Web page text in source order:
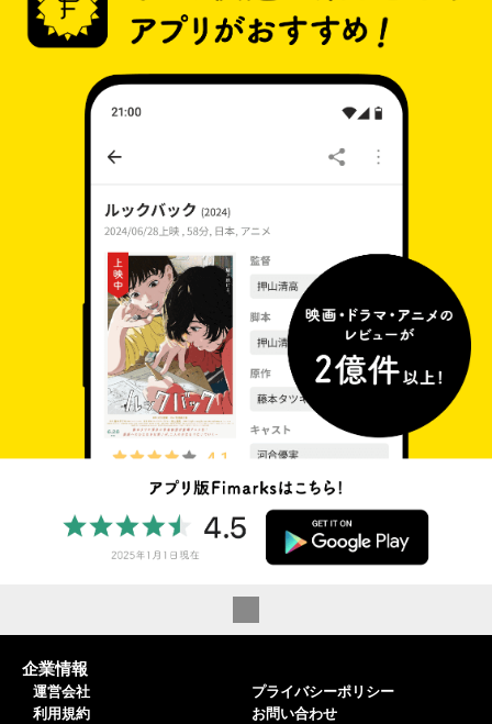
企業情報
運営会社
利用規約
プライバシーポリシー
お問い合わせ